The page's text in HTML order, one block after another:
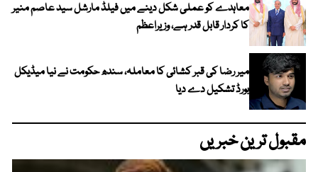
معاہدے کو عملی شکل دینے میں فیلڈ مارشل سید عاصم منیر
کا کردار قابل قدر ہے، وزیراعظم
میر رضا کی قبر کشائی کا معاملہ، سندھ حکومت نے نیا میڈیکل
بورڈ تشکیل دے دیا
مقبول ترین خبریں